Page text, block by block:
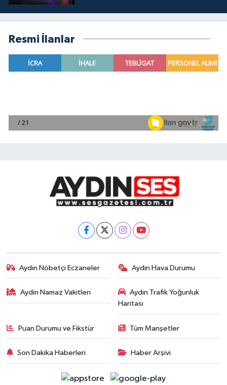
Resmi İlanlar
Aydın Nöbetçi Eczaneler Aydın Hava Durumu
Aydin Namaz Vakitleri
Aydın Trafik Yoğunluk
Haritası
Puan Durumu ve Fikstür Tüm Manşetler
Son Dakika Haberleri Haber Arşivi